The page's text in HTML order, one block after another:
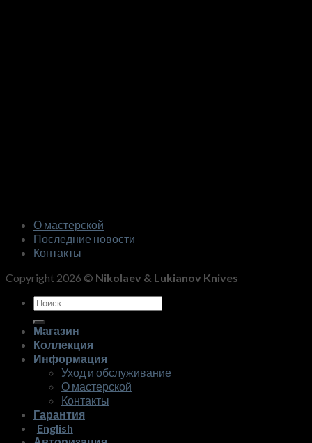
О мастерской
Последние новости
Контакты
Copyright 2026 © Nikolaev & Lukianov Knives
Искать:
Магазин
Коллекция
Информация
Уход и обслуживание
О мастерской
Контакты
Гарантия
English